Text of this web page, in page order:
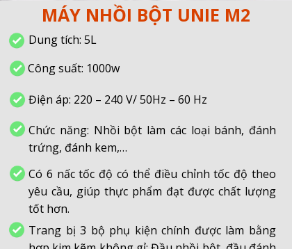
MÁY NHỒI BỘT UNIE M2
Chức năng: Nhồi bột làm các loại bánh, đánh
trứng, đánh kem,…
Có 6 nấc tốc độ có thể điều chỉnh tốc độ theo
yêu cầu, giúp thực phẩm đạt được chất lượng
tốt hơn.
Trang bị 3 bộ phụ kiện chính được làm bằng
Công suất: 1000w
Dung tích: 5L
Điện áp: 220 – 240 V/ 50Hz – 60 Hz